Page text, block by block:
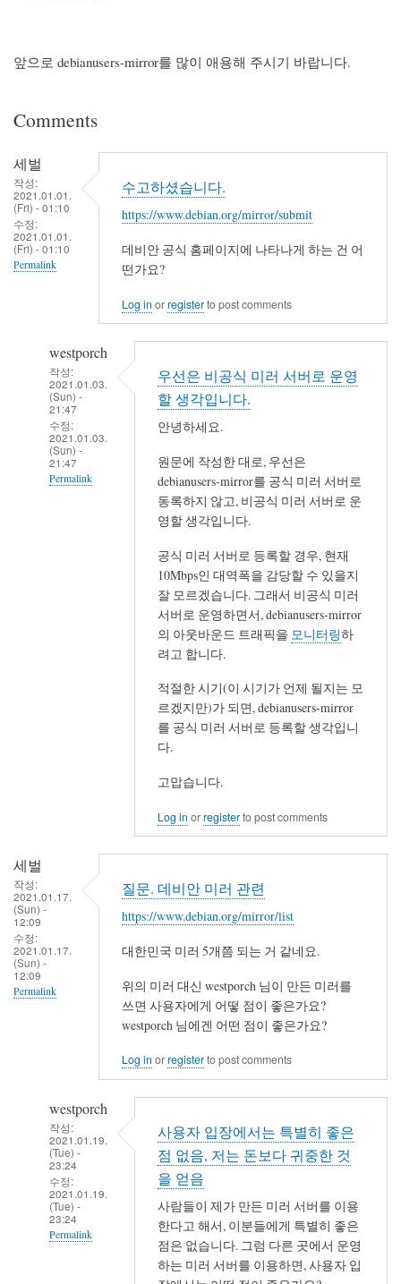
앞으로 debianusers-mirror를 많이 애용해 주시기 바랍니다.
Comments
세벌
작성:
2021.01.01.
(Fri) - 01:10
수정:
2021.01.01.
(Fri) - 01:10
Permalink
수고하셨습니다.
https://www.debian.org/mirror/submit
데비안 공식 홈페이지에 나타나게 하는 건 어
떤가요?
Log in orregisterto post comments
westporch
작성:
2021.01.03.
(Sun) -
21:47
수정:
2021.01.03.
(Sun) -
21:47
Permalink
우선은 비공식 미러 서버로 운영
할 생각입니다.
안녕하세요.
원문에 작성한 대로, 우선은
debianusers-mirror를 공식 미러 서버로
동록하지 않고, 비공식 미러 서버로 운
영할 생각입니다.
공식 미러 서버로 등록할 경우, 현재
10Mbps인 대역폭을 감당할 수 있을지
잘 모르겠습니다. 그래서 비공식 미러
서버로 운영하면서, debianusers-mirror
의 아웃바운드 트래픽을 모니터링하
려고 합니다.
적절한 시기(이 시기가 언제 될지는 모
르겠지만)가 되면, debianusers-mirror
를 공식 미러 서버로 등록할 생각입니
다.
고맙습니다.
Log in orregisterto post comments
세벌
작성:
2021.01.17.
(Sun) -
12:09
수정:
2021.01.17.
(Sun) -
12:09
Permalink
질문. 데비안 미러 관련
https://www.debian.org/mirror/list
대한민국 미러 5개쯤 되는 거 같네요.
위의 미러 대신 westporch 님이 만든 미러를
쓰면 사용자에게 어떻 점이 좋은가요?
westporch 님에겐 어떤 점이 좋은가요?
Log in orregisterto post comments
westporch
작성:
2021.01.19.
(Tue) -
23:24
수정:
2021.01.19.
(Tue) -
23:24
Permalink
사용자 입장에서는 특별히 좋은
점 없음, 저는 돈보다 귀중한 것
을 얻음
사람들이 제가 만든 미러 서버를 이용
한다고 해서, 이분들에게 특별히 좋은
점은 없습니다. 그럼 다른 곳에서 운영
하는 미러 서버를 이용하면, 사용자 입